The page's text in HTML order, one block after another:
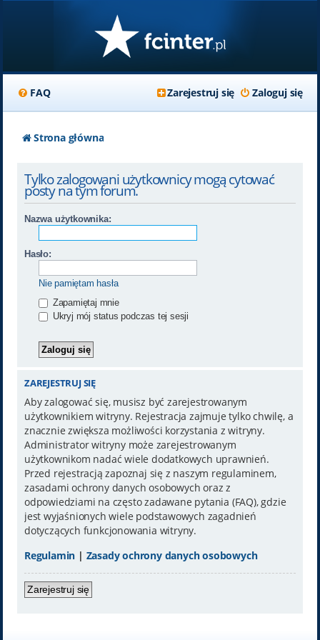
FAQ Zaloguj się
Zarejestruj się
Strona główna
Tylko zalogowani użytkownicy mogą cytować
posty na tym forum.
Nazwa użytkownika:
Hasło:
Nie pamiętam hasła
Zapamiętaj mnie
Ukryj mój status podczas tej sesji
ZAREJESTRUJ SIĘ
Aby zalogować się, musisz być zarejestrowanym
użytkownikiem witryny. Rejestracja zajmuje tylko chwilę, a
znacznie zwiększa możliwości korzystania z witryny.
Administrator witryny może zarejestrowanym
użytkownikom nadać wiele dodatkowych uprawnień.
Przed rejestracją zapoznaj się z naszym regulaminem,
zasadami ochrony danych osobowych oraz z
odpowiedziami na często zadawane pytania (FAQ), gdzie
jest wyjaśnionych wiele podstawowych zagadnień
dotyczących funkcjonowania witryny.
Regulamin | Zasady ochrony danych osobowych
Zarejestruj się